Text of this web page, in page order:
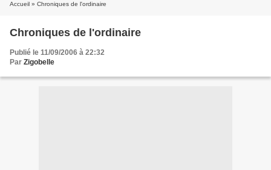
Accueil » Chroniques de l'ordinaire
Chroniques de l'ordinaire
Publié le 11/09/2006 à 22:32
Par Zigobelle